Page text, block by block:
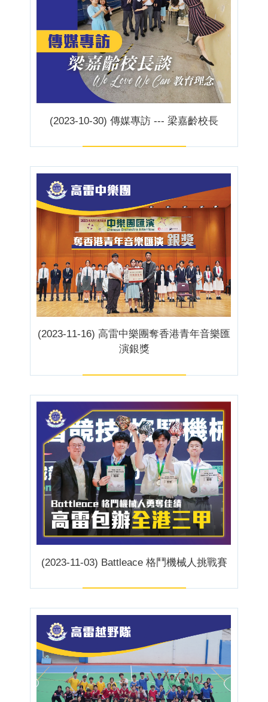
(2023-10-30) 傳媒專訪 --- 梁嘉齡校長
(2023-11-16) 高雷中樂團奪香港青年音樂匯
演銀獎
(2023-11-03) Battleace 格鬥機械人挑戰賽